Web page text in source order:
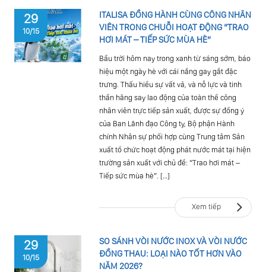
29
10/15
ITALISA ĐỒNG HÀNH CÙNG CÔNG NHÂN
VIÊN TRONG CHUỖI HOẠT ĐỘNG “TRAO
HƠI MÁT – TIẾP SỨC MÙA HÈ”
Bầu trời hôm nay trong xanh từ sáng sớm, báo
hiệu một ngày hè với cái nắng gay gắt đặc
trưng. Thấu hiểu sự vất vả, và nỗ lực và tinh
thần hăng say lao động của toàn thể công
nhân viên trực tiếp sản xuất, được sự đồng ý
của Ban Lãnh đạo Công ty, Bộ phận Hành
chính Nhân sự phối hợp cùng Trung tâm Sản
xuất tổ chức hoạt động phát nước mát tại hiện
trường sản xuất với chủ đề: “Trao hơi mát –
Tiếp sức mùa hè”. […]
Xem tiếp
29
10/15
SO SÁNH VÒI NƯỚC INOX VÀ VÒI NƯỚC
ĐỒNG THAU: LOẠI NÀO TỐT HƠN VÀO
NĂM 2026?